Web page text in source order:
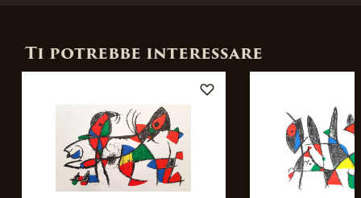
Ti potrebbe interessare